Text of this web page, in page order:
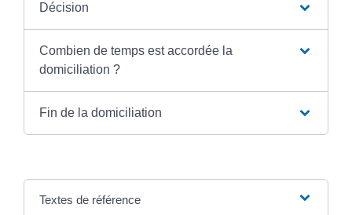
Décision
Combien de temps est accordée la
domiciliation ?
Fin de la domiciliation
Textes de référence